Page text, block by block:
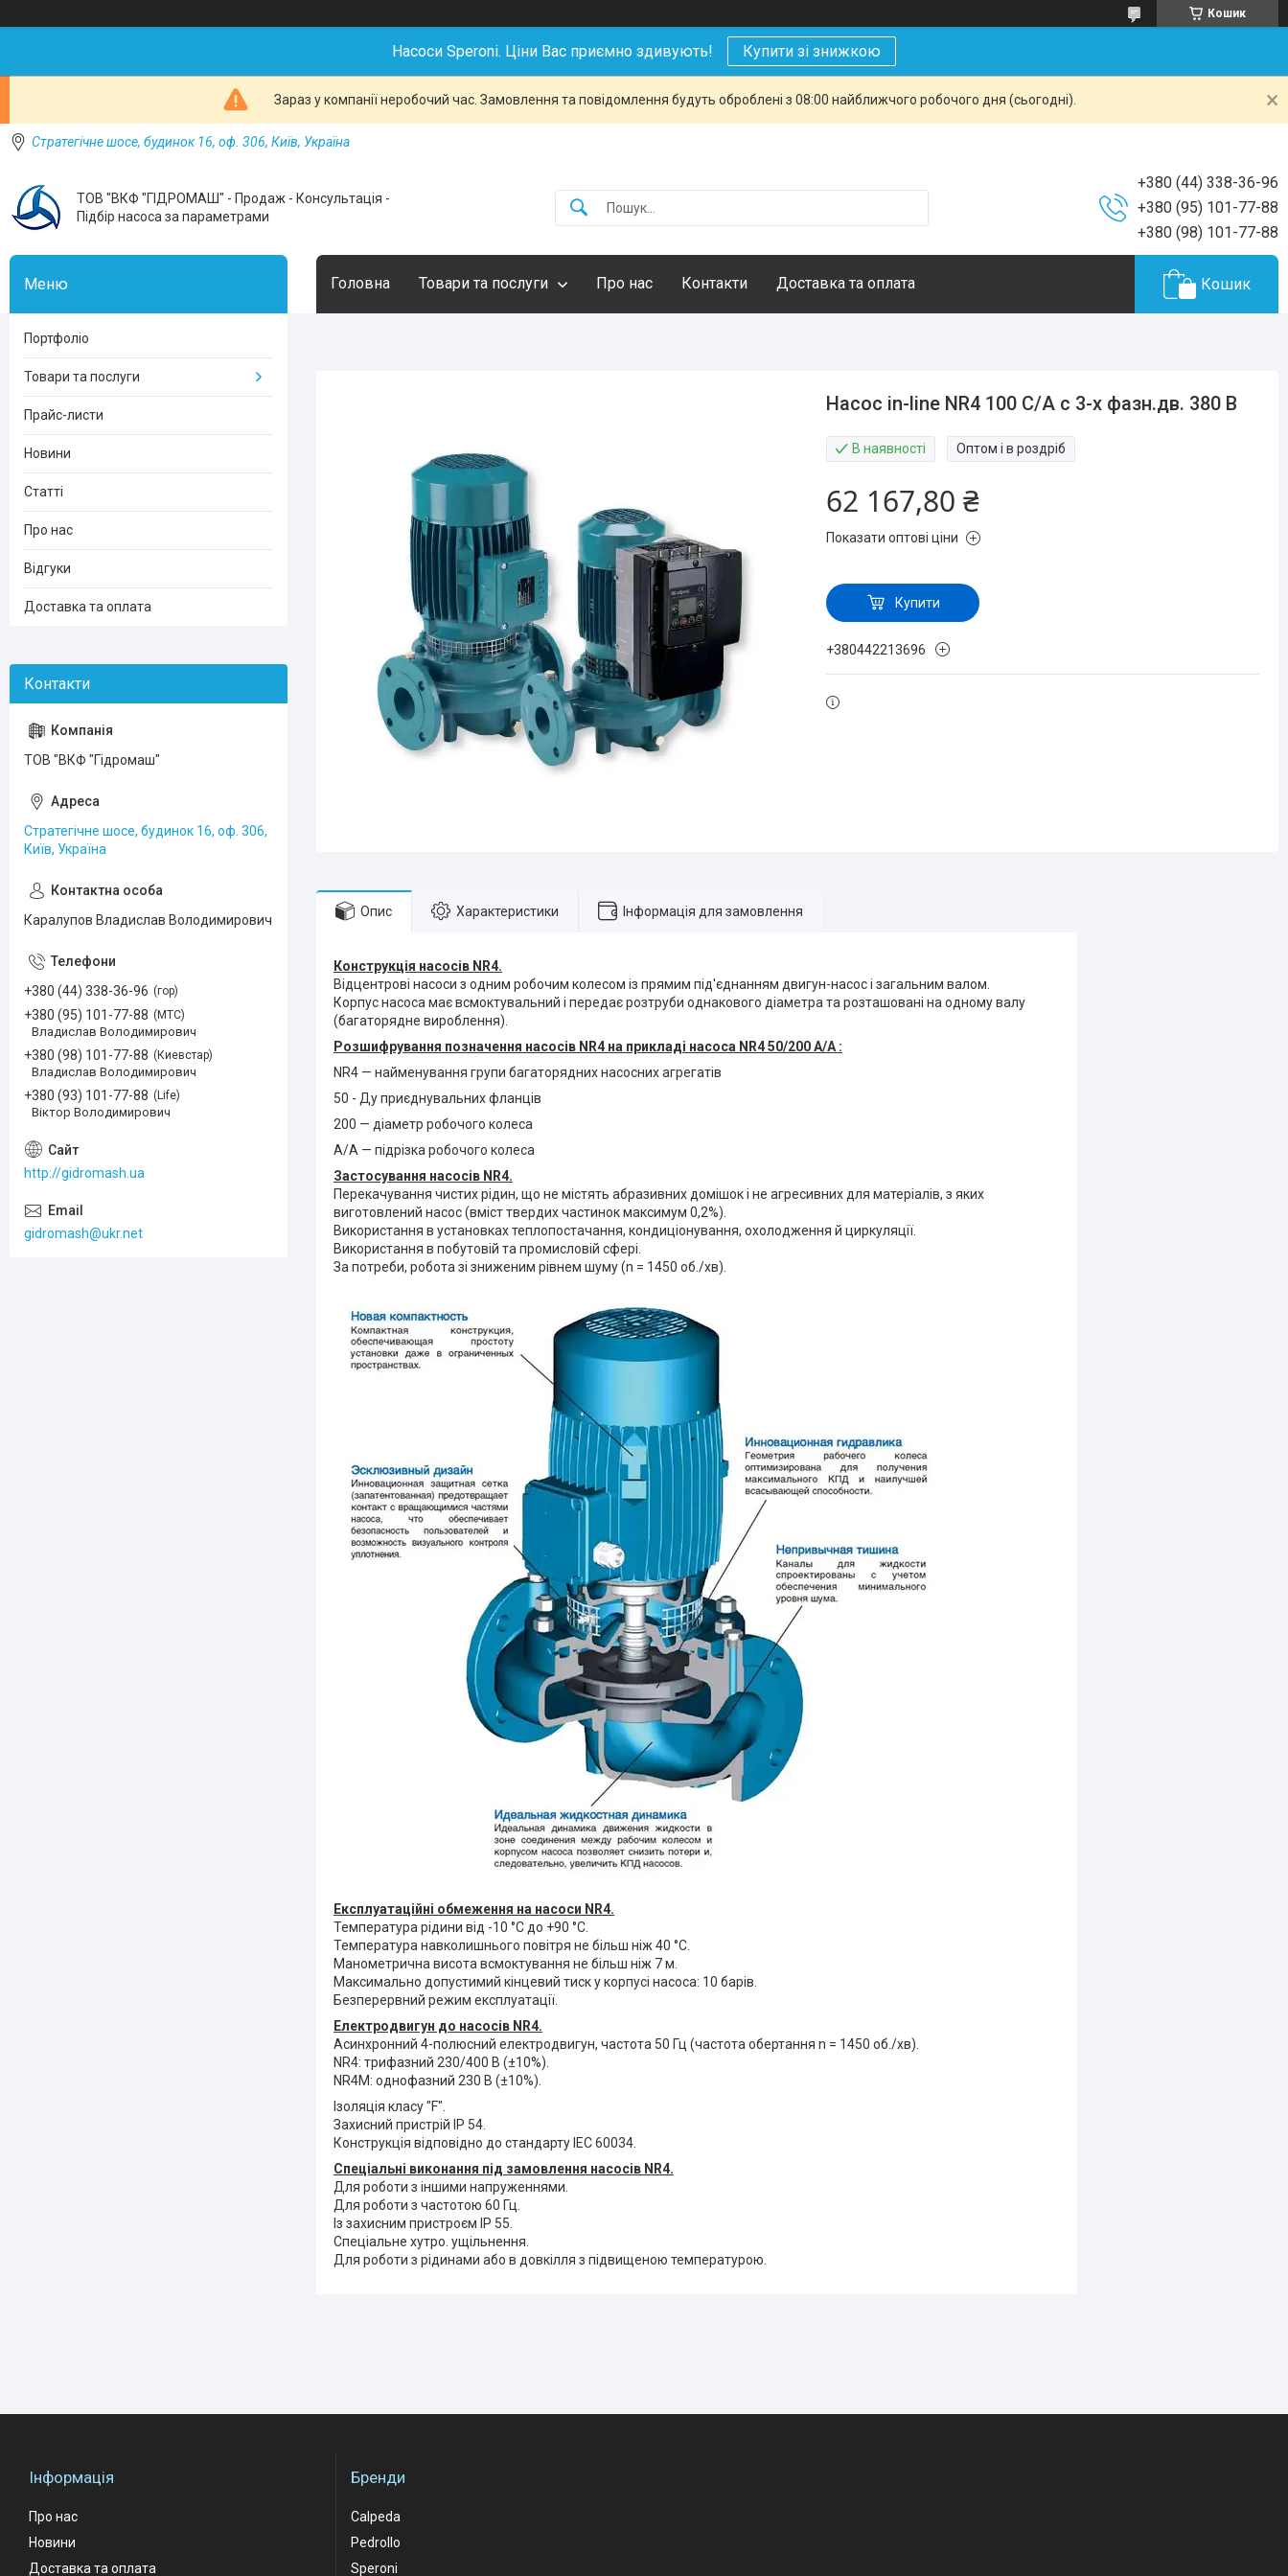
Кошик
Насоси Speroni. Ціни Вас приємно здивують! Купити зі знижкою
Зараз у компанії неробочий час. Замовлення та повідомлення будуть оброблені з 08:00 найближчого робочого дня (сьогодні).
Стратегічне шосе, будинок 16, оф. 306, Київ, Україна
ТОВ "ВКФ "ГІДРОМАШ" - Продаж - Консультація -
Підбір насоса за параметрами
+380 (44) 338-36-96
+380 (95) 101-77-88
+380 (98) 101-77-88
Головна Товари та послуги Про нас Контакти Доставка та оплата Кошик
Насос in-line NR4 100 C/A с 3-х фазн.дв. 380 В
В наявності Оптом і в роздріб
62 167,80 ₴
Показати оптові ціни
Купити
+380442213696
Опис Характеристики Інформація для замовлення
Конструкція насосів NR4.
Відцентрові насоси з одним робочим колесом із прямим під'єднанням двигун-насос і загальним валом.
Корпус насоса має всмоктувальний і передає розтруби однакового діаметра та розташовані на одному валу
(багаторядне вироблення).
Розшифрування позначення насосів NR4 на прикладі насоса NR4 50/200 А/А :
NR4 — найменування групи багаторядних насосних агрегатів
50 - Ду приєднувальних фланців
200 — діаметр робочого колеса
А/А — підрізка робочого колеса
Застосування насосів NR4.
Перекачування чистих рідин, що не містять абразивних домішок і не агресивних для матеріалів, з яких
виготовлений насос (вміст твердих частинок максимум 0,2%).
Використання в установках теплопостачання, кондиціонування, охолодження й циркуляції.
Використання в побутовій та промисловій сфері.
За потреби, робота зі зниженим рівнем шуму (n = 1450 об./хв).
Експлуатаційні обмеження на насоси NR4.
Температура рідини від -10 °C до +90 °C.
Температура навколишнього повітря не більш ніж 40 °C.
Манометрична висота всмоктування не більш ніж 7 м.
Максимально допустимий кінцевий тиск у корпусі насоса: 10 барів.
Безперервний режим експлуатації.
Електродвигун до насосів NR4.
Асинхронний 4-полюсний електродвигун, частота 50 Гц (частота обертання n = 1450 об./хв).
NR4: трифазний 230/400 В (±10%).
NR4M: однофазний 230 В (±10%).
Ізоляція класу "F".
Захисний пристрій IP 54.
Конструкція відповідно до стандарту IEC 60034.
Спеціальні виконання під замовлення насосів NR4.
Для роботи з іншими напруженнями.
Для роботи з частотою 60 Гц.
Із захисним пристроєм IP 55.
Спеціальне хутро. ущільнення.
Для роботи з рідинами або в довкілля з підвищеною температурою.
Портфоліо
Товари та послуги
Прайс-листи
Новини
Статті
Про нас
Відгуки
Доставка та оплата
ТОВ "ВКФ "Гідромаш"
Стратегічне шосе, будинок 16, оф. 306,
Київ, Україна
Каралупов Владислав Володимирович
+380 (44) 338-36-96 гор
+380 (95) 101-77-88 МТС
Владислав Володимирович
+380 (98) 101-77-88 Киевстар
Владислав Володимирович
+380 (93) 101-77-88 Life
Віктор Володимирович
http://gidromash.ua
gidromash@ukr.net
Інформація
Про нас
Новини
Доставка та оплата
Бренди
Calpeda
Pedrollo
Speroni